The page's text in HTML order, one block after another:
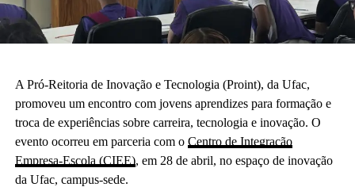
A Pró-Reitoria de Inovação e Tecnologia (Proint), da Ufac,
promoveu um encontro com jovens aprendizes para formação e
troca de experiências sobre carreira, tecnologia e inovação. O
evento ocorreu em parceria com o Centro de Integração
Empresa-Escola (CIEE), em 28 de abril, no espaço de inovação
da Ufac, campus-sede.